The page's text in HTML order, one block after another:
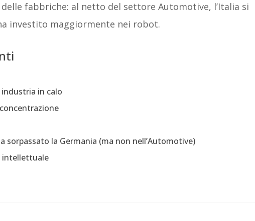
fabbriche: al netto del settore Automotive, l’Italia si
investito maggiormente nei robot.
in calo
sorpassato la Germania (ma non nell’Automotive)
intellettuale